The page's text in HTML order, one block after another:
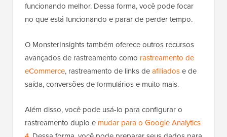
funcionando melhor. Dessa forma, você pode focar
no que está funcionando e parar de perder tempo.
O MonsterInsights também oferece outros recursos
avançados de rastreamento como rastreamento de
eCommerce, rastreamento de links deafiliadose de
saída, conversões de formulários e muito mais.
Além disso, você pode usá-lo para configurar o
rastreamento duplo e mudar para o Google Analytics